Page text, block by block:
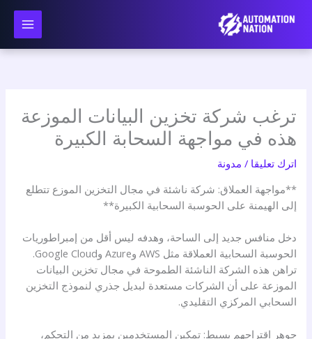
ترغب شركة تخزين البيانات الموزعة
هذه في مواجهة السحابة الكبيرة
اترك تعليقا / مدونة
**مواجهة العملاق: شركة ناشئة في مجال التخزين الموزع تتطلع
إلى الهيمنة على الحوسبة السحابية الكبيرة**
دخل منافس جديد إلى الساحة، وهدفه ليس أقل من إمبراطوريات
الحوسبة السحابية العملاقة مثل AWS وAzure وGoogle Cloud.
تراهن هذه الشركة الناشئة الطموحة في مجال تخزين البيانات
الموزعة على أن الشركات مستعدة لبديل جذري لنموذج التخزين
السحابي المركزي التقليدي.
جوهر اقتراحهم بسيط: تمكين المستخدمين بمزيد من التحكم،